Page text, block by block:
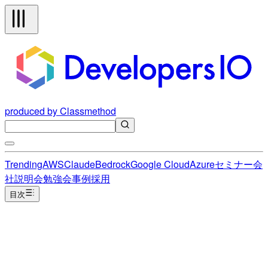
produced by Classmethod
TrendingAWSClaudeBedrockGoogle CloudAzureセミナー会
社説明会勉強会事例採用
目次